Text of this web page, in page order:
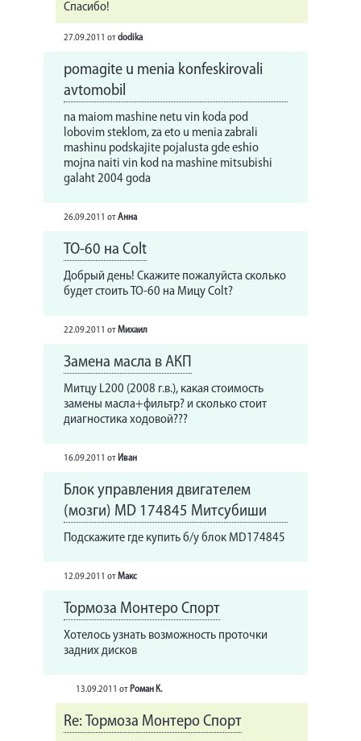
Спасибо!
27.09.2011 отdodika
pomagite u menia konfeskirovali
avtomobil
na maiom mashine netu vin koda pod
lobovim steklom, za eto u menia zabrali
mashinu podskajite pojalusta gde eshio
mojna naiti vin kod na mashine mitsubishi
galaht 2004 goda
26.09.2011 отАнна
ТО-60 на Colt
Добрый день! Скажите пожалуйста сколько
будет стоить ТО-60 на Мицу Colt?
22.09.2011 отМихаил
Замена масла в АКП
Митцу L200 (2008 г.в.), какая стоимость
замены масла+фильтр? и сколько стоит
диагностика ходовой???
16.09.2011 от Иван
Блок управления двигателем
(мозги) MD 174845 Митсубиши
Подскажите где купить б/у блок MD174845
12.09.2011 отМакс
Тормоза Монтеро Спорт
Хотелось узнать возможность проточки
задних дисков
13.09.2011 от Роман К.
Re: Тормоза Монтеро Спорт